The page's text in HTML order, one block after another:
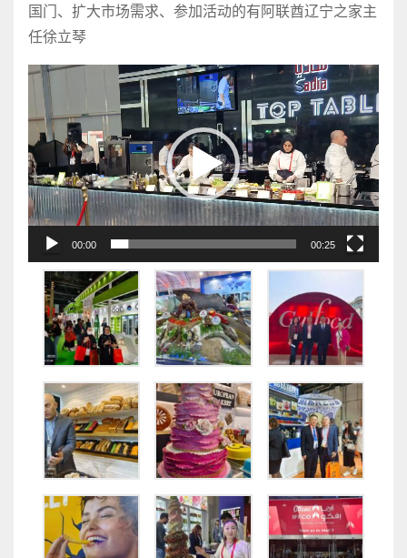
国门、扩大市场需求、参加活动的有阿联酋辽宁之家主
任徐立琴
视
播
放
器
00:00 00:25